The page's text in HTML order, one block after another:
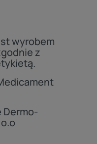
wyrobem
z
Dermo-